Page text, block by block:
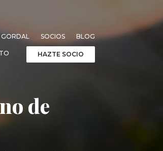
GORDAL SOCIOS BLOG
HAZTE SOCIO
de